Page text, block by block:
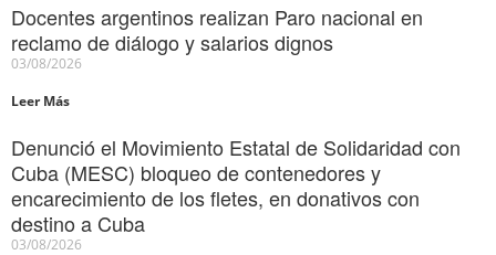
Docentes argentinos realizan Paro nacional en
reclamo de diálogo y salarios dignos
03/08/2026
Leer Más
Denunció el Movimiento Estatal de Solidaridad con
Cuba (MESC) bloqueo de contenedores y
encarecimiento de los fletes, en donativos con
destino a Cuba
03/08/2026